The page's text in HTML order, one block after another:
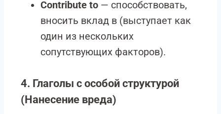
Contribute to — способствовать,
вносить вклад в (выступает как
один из нескольких
сопутствующих факторов).
4. Глаголы с особой структурой
(Нанесение вреда)